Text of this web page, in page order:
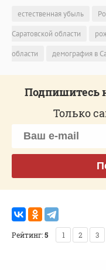
естественная убыль
Саратовской области
области
демография в
Подпишитесь
Только
Рейтинг:5 1 2 3